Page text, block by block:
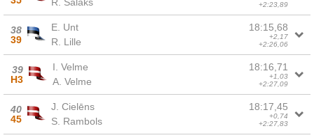
+2:23,89
38
39
E. Unt
R. Lille
18:15,68
+2,17
+2:26,06
39
H3
I. Velme
A. Velme
18:16,71
+1,03
+2:27,09
40
45
J. Cielēns
S. Rambols
18:17,45
+0,74
+2:27,83